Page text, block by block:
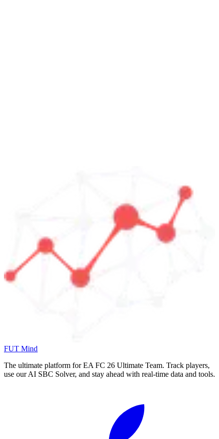
FUT Mind
The ultimate platform for EA FC 26 Ultimate Team. Track players,
use our AI SBC Solver, and stay ahead with real-time data and tools.